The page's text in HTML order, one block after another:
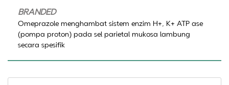
BRANDED
Omeprazole menghambat sistem enzim H+, K+ ATP ase
(pompa proton) pada sel parietal mukosa lambung
secara spesifik